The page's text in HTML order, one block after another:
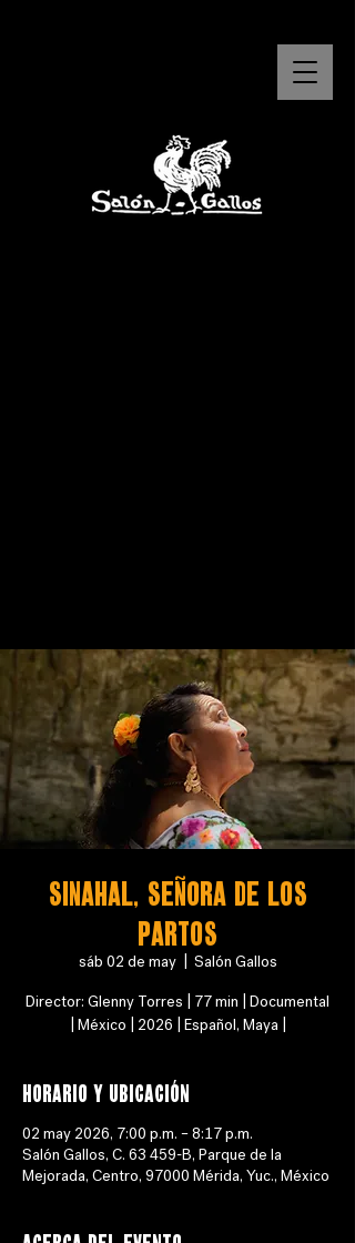
SINAHAL, SEÑORA DE LOS
PARTOS
sáb 02 de may
  |
Salón Gallos
Director: Glenny Torres | 77 min | Documental
| México | 2026 | Español, Maya |
Horario y ubicación
02 may 2026, 7:00 p.m. – 8:17 p.m.
Salón Gallos, C. 63 459-B, Parque de la
Mejorada, Centro, 97000 Mérida, Yuc., México